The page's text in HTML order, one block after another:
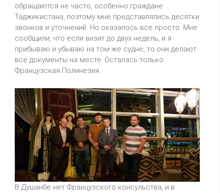
обращаются не часто, особенно граждане
Таджикистана, поэтому мне представлялись десятки
звонков и уточнений. Но оказалось все просто. Мне
сообщили, что если визит до двух недель, и я
прибываю и убываю на том же судне, то они делают
все документы на месте. Осталась только
Французская Полинезия.
В Душанбе нет Французского консульства, и в